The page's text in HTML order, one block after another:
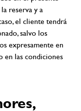
reserva y a
el cliente tendrá
salvo los
expresamente en
en las condiciones